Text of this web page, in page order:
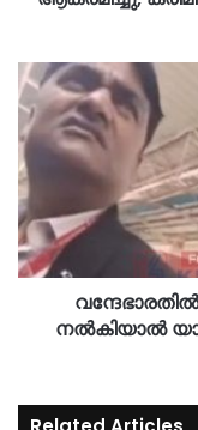
നൽകിയാൽ